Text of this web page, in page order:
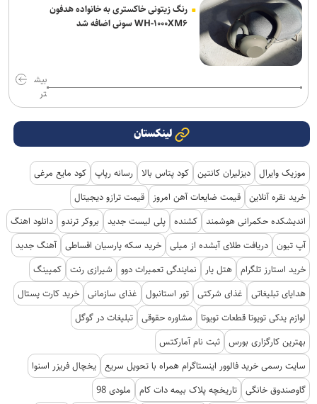
رنگ زیتونی خاکستری به خانواده هدفون
WH-۱۰۰۰XM۶ سونی اضافه شد
بیش
تر
لینکستان
موزیک وایرال دیزلیران کانتین کود پتاس بالا رسانه رپاپ کود مایع مرغی
خرید نقره آنلاین قیمت ضایعات آهن امروز
قیمت ترازو دیجیتال
اندیشکده حکمرانی هوشمند کشنده پلی لیست جدید بروکر ترندو دانلود اهنگ
آپ تیون دریافت طلای آبشده از میلی خرید سکه پارسیان اقساطی آهنگ جدید
خرید استارز تلگرام هتل یار نمایندگی تعمیرات دوو شیرازی رنت کمپینگ
هدایای تبلیغاتی
غذای شرکتی تور استانبول غذای سازمانی خرید کارت پستال
لوازم یدکی تویوتا قطعات تویوتا
مشاوره حقوقی تبلیغات در گوگل
بهترین کارگزاری بورس ثبت نام آمارکتس
سایت رسمی خرید فالوور اینستاگرام همراه با تحویل سریع یخچال فریزر اسنوا
گاوصندوق خانگی تاریخچه پلاک بیمه دات کام ملودی 98